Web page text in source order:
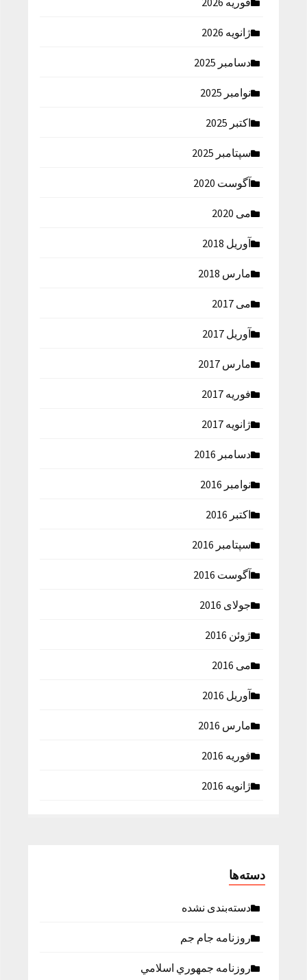
ژانویه 2026
دسامبر 2025
نوامبر 2025
اکتبر 2025
سپتامبر 2025
آگوست 2020
می 2020
آوریل 2018
مارس 2018
می 2017
آوریل 2017
مارس 2017
فوریه 2017
ژانویه 2017
دسامبر 2016
نوامبر 2016
اکتبر 2016
سپتامبر 2016
آگوست 2016
جولای 2016
ژوئن 2016
می 2016
آوریل 2016
مارس 2016
فوریه 2016
ژانویه 2016
دسته‌ها
دسته‌بندی نشده
روزنامه جام جم
روزنامه جمهوري اسلامي